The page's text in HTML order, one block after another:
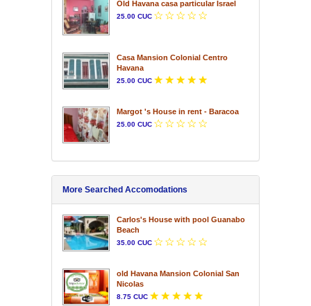
Old Havana casa particular Israel
25.00 CUC
Casa Mansion Colonial Centro
Havana
25.00 CUC
Margot 's House in rent - Baracoa
25.00 CUC
More Searched Accomodations
Carlos's House with pool Guanabo
Beach
35.00 CUC
old Havana Mansion Colonial San
Nicolas
8.75 CUC